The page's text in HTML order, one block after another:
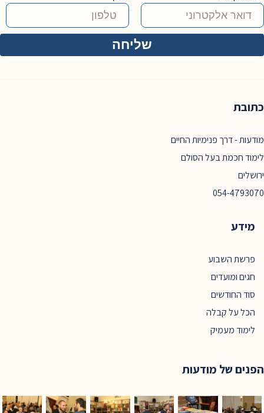
כתובת
מודעות - דרך פנימיות החיים
לימוד חכמת בעל הסולם
ירושלים
054-4793070
מידע
פרשת השבוע
חגים ומועדים
סוד החודשים
הכל על קבלה
לימוד מעמיק
הפנים של מודעות